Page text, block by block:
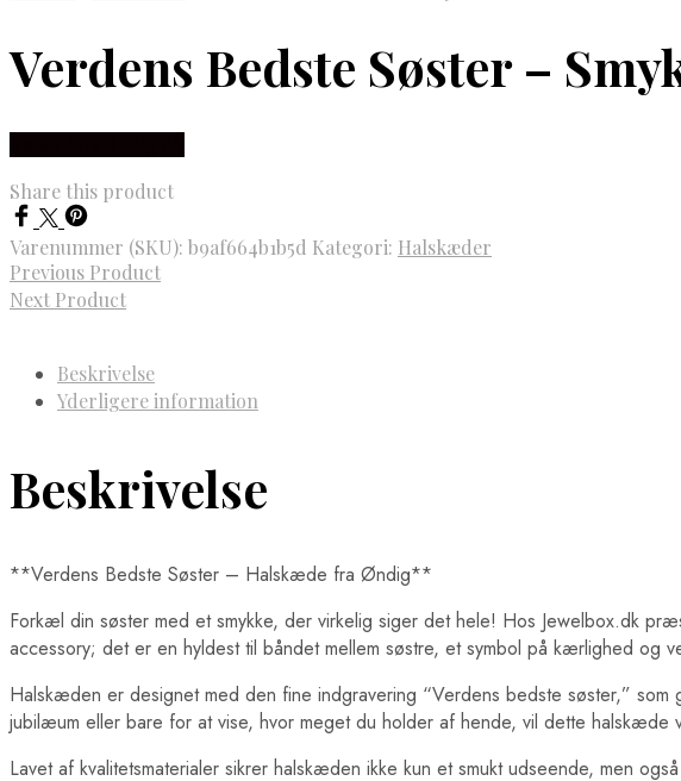
Verdens Bedste Søster –
Share this product
Varenummer (SKU): b9af664b1b5d Kategori: Halskæder
Previous Product
Next Product
Beskrivelse
Yderligere information
Beskrivelse
**Verdens Bedste Søster – Halskæde fra Øndig**
Forkæl din søster med et smykke, der virkelig siger det hele! Hos Jewelbox.dk
accessory; det er en hyldest til båndet mellem søstre, et symbol på kærlighed og
Halskæden er designet med den fine indgravering “Verdens bedste søster,”
jubilæum eller bare for at vise, hvor meget du holder af hende, vil dette
Lavet af kvalitetsmaterialer sikrer halskæden ikke kun et smukt udseende, men